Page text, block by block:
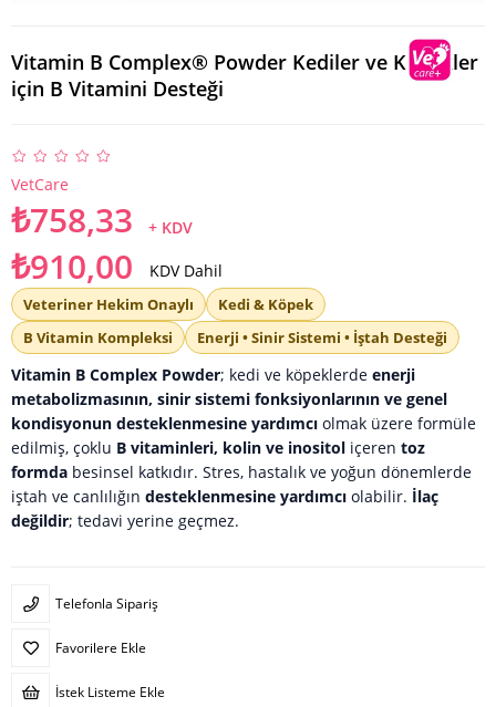
Vitamin B Complex® Powder Kediler ve Köpekler
için B Vitamini Desteği
VetCare
₺758,33 + KDV
KDV Dahil
₺910,00
Veteriner Hekim Onaylı
Kedi & Köpek
B Vitamin Kompleksi
Enerji • Sinir Sistemi • İştah Desteği
Vitamin B Complex Powder; kedi ve köpeklerde enerji
metabolizmasının, sinir sistemi fonksiyonlarının ve genel
kondisyonun desteklenmesine yardımcı olmak üzere formüle
edilmiş, çoklu B vitaminleri, kolin ve inositol içeren toz
formda besinsel katkıdır. Stres, hastalık ve yoğun dönemlerde
iştah ve canlılığın desteklenmesine yardımcı olabilir. İlaç
değildir; tedavi yerine geçmez.
Telefonla Sipariş
Favorilere Ekle
İstek Listeme Ekle